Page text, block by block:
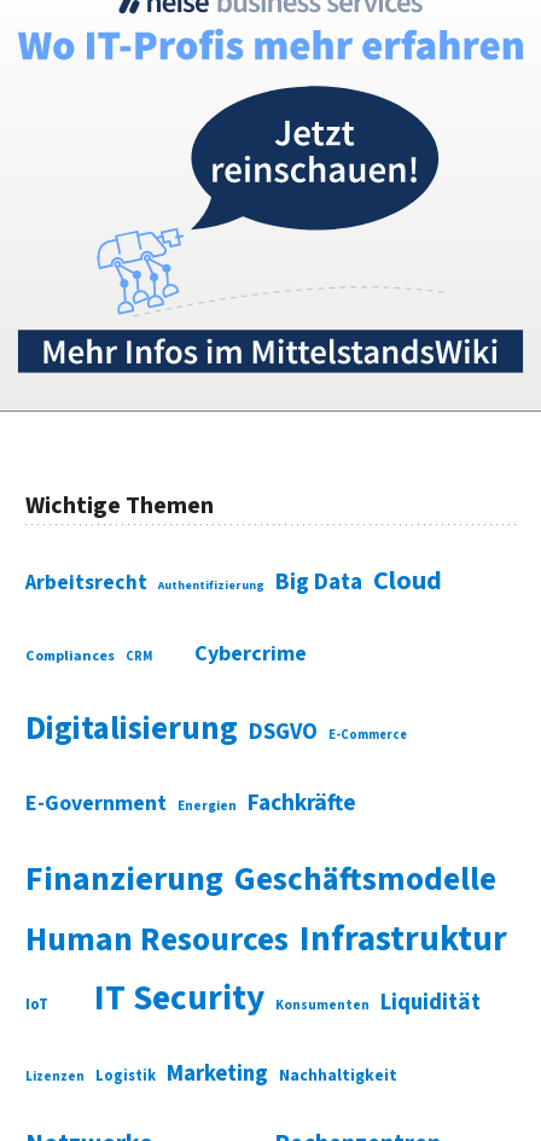
Wichtige Themen
Arbeitsrecht Authentifizierung Big Data Cloud
Compliances CRM Cybercrime
Digitalisierung DSGVO E-Commerce
E-Government Energien Fachkräfte
Finanzierung Geschäftsmodelle
Human Resources Infrastruktur
IoT IT Security Konsumenten Liquidität
Lizenzen Logistik Marketing Nachhaltigkeit